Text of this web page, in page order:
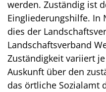
werden. Zuständig ist
Eingliederungshilfe. In
dies der
Landschaftsverband
Zuständigkeit variiert
Auskunft über den
das örtliche Sozialamt